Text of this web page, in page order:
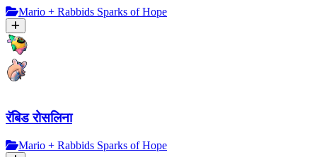
Mario + Rabbids Sparks of Hope
रॅबिड रोसलिना
Mario + Rabbids Sparks of Hope